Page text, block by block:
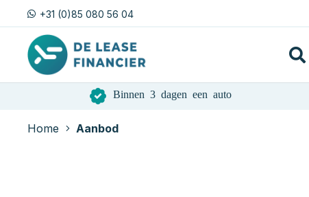
+31 (0)85 080 56 04
Binnen 3 dagen een auto
Home Aanbod